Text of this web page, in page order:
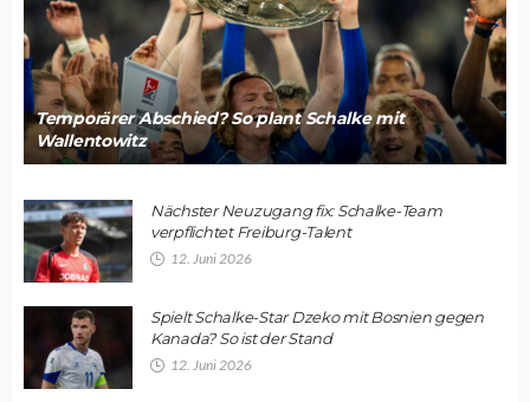
Temporärer Abschied? So plant Schalke mit
Wallentowitz
Nächster Neuzugang fix: Schalke-Team
verpflichtet Freiburg-Talent
12. Juni 2026
Spielt Schalke-Star Dzeko mit Bosnien gegen
Kanada? So ist der Stand
12. Juni 2026